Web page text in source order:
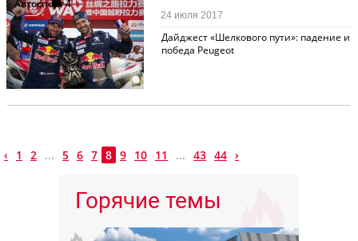
Автоспорт4
Дайджест «Шелкового пути»: падение и
победа Peugeot
24 июля 2017
‹ 1 2 ... 5 6 7 8 9 10 11 ... 43 44 ›
Горячие темы